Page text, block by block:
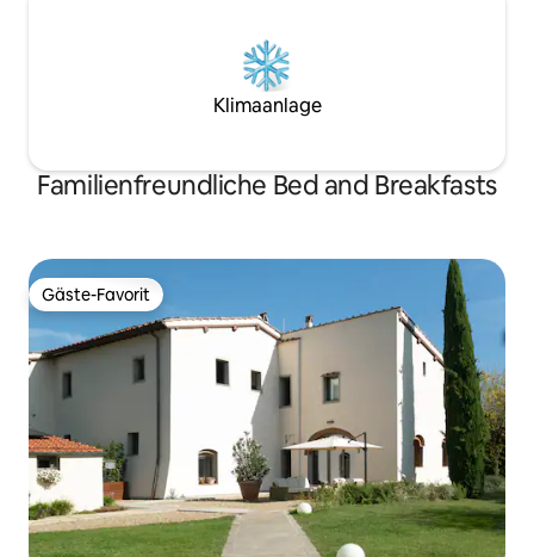
Klimaanlage
Familienfreundliche Bed and Breakfasts
Gäste-Favorit
Gäste-Favorit